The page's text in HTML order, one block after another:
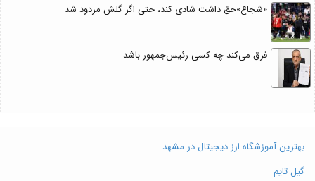
«شجاع»حق داشت شادی کند، حتی اگر گلش مردود شد
فرق می‌کند چه کسی رئیس‌جمهور باشد
بهترین آموزشگاه ارز دیجیتال در مشهد
گیل تایم